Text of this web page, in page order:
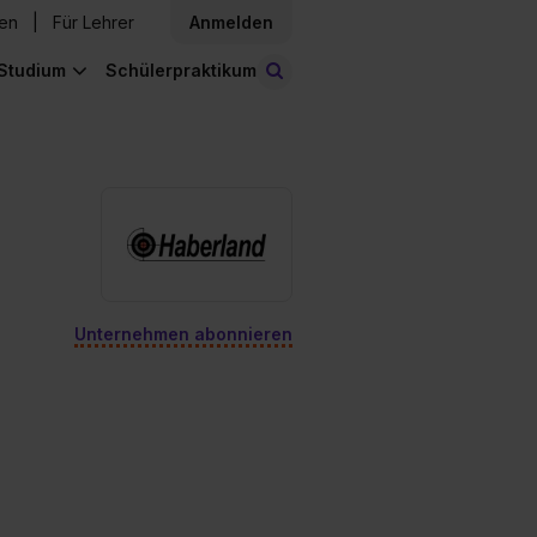
Für Lehrer Anmelden
Schülerpraktikum
Unternehmen abonnieren